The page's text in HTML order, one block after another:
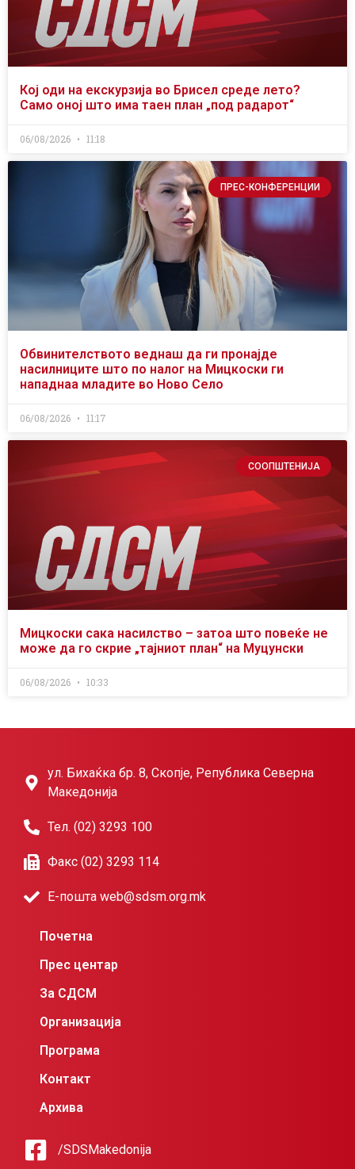
Кој оди на екскурзија во Брисел среде лето?
Само оној што има таен план „под радарот“
06/08/2026 11:18
ПРЕС-КОНФЕРЕНЦИИ
Обвинителството веднаш да ги пронајде
насилниците што по налог на Мицкоски ги
нападнаа младите во Ново Село
06/08/2026 11:17
СООПШТЕНИЈА
Мицкоски сака насилство – затоа што повеќе не
може да го скрие „тајниот план“ на Муцунски
06/08/2026 10:33
ул. Бихаќка бр. 8, Скопје, Република Северна
Македонија
Тел. (02) 3293 100
Факс (02) 3293 114
Е-пошта web@sdsm.org.mk
Почетна
Прес центар
За СДСМ
Организација
Програма
Контакт
Архива
/SDSMakedonija